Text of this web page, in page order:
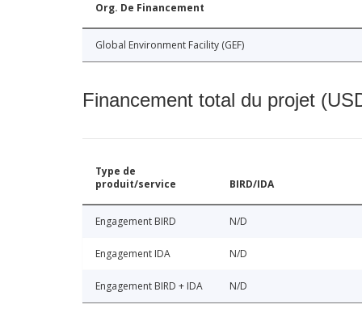
Org. De Financement
Global Environment Facility (GEF)
Financement total du projet
Type de
produit/service
BIRD/IDA
Engagement BIRD N/D
Engagement IDA N/D
Engagement BIRD + IDA N/D